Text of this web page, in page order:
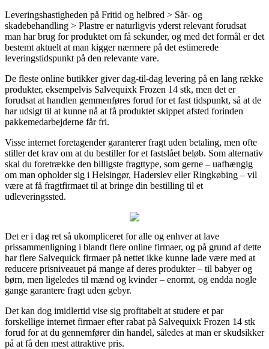
Leveringshastigheden på Fritid og helbred > Sår- og
skadebehandling > Plastre er naturligvis yderst relevant forudsat
man har brug for produktet om få sekunder, og med det formål er det
bestemt aktuelt at man kigger nærmere på det estimerede
leveringstidspunkt på den relevante vare.
De fleste online butikker giver dag-til-dag levering på en lang række
produkter, eksempelvis Salvequixk Frozen 14 stk, men det er
forudsat at handlen gemmenføres forud for et fast tidspunkt, så at de
har udsigt til at kunne nå at få produktet skippet afsted forinden
pakkemedarbejderne får fri.
Visse internet foretagender garanterer fragt uden betaling, men ofte
stiller det krav om at du bestiller for et fastslået beløb. Som alternativ
skal du foretrække den billigste fragttype, som gerne – uafhængig
om man opholder sig i Helsingør, Haderslev eller Ringkøbing – vil
være at få fragtfirmaet til at bringe din bestilling til et
udleveringssted.
Det er i dag ret så ukompliceret for alle og enhver at lave
prissammenligning i blandt flere online firmaer, og på grund af dette
har flere Salvequick firmaer på nettet ikke kunne lade være med at
reducere prisniveauet på mange af deres produkter – til babyer og
børn, men ligeledes til mænd og kvinder – enormt, og endda nogle
gange garantere fragt uden gebyr.
Det kan dog imidlertid vise sig profitabelt at studere et par
forskellige internet firmaer efter rabat på Salvequixk Frozen 14 stk
forud for at du gennemfører din handel, således at man er skudsikker
på at få den mest attraktive pris.